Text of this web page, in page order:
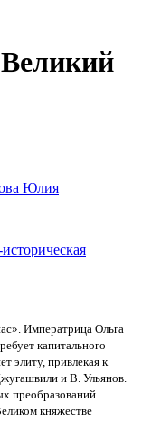
Юлия
Императрица Ольга
капитального
элиту, привлекая к
и В. Ульянов.
преобразований
княжестве